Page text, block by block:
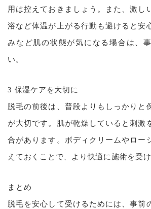
用は控えておきましょう。また、激し
浴など体温が上がる行動も避けると安
みなど肌の状態が気になる場合は、
い。
3 保湿ケアを大切に
脱毛の前後は、普段よりもしっかりと
が大切です。肌が乾燥していると刺激
合があります。ボディクリームやロー
えておくことで、より快適に施術を受
まとめ
脱毛を安心して受けるためには、事前